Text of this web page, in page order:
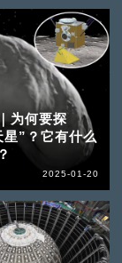
为何要探
”？它有什么
2025-01-20